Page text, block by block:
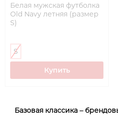
Белая мужская футболка
Old Navy летняя (размер
S)
S
Купить
Базовая классика –